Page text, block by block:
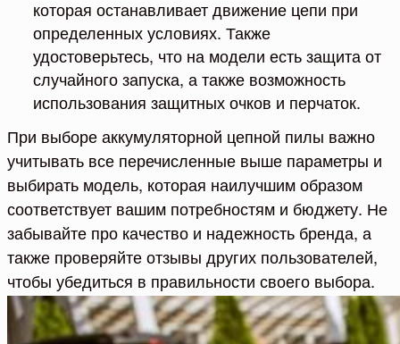
которая останавливает движение цепи при
определенных условиях. Также
удостоверьтесь, что на модели есть защита от
случайного запуска, а также возможность
использования защитных очков и перчаток.
При выборе аккумуляторной цепной пилы важно
учитывать все перечисленные выше параметры и
выбирать модель, которая наилучшим образом
соответствует вашим потребностям и бюджету. Не
забывайте про качество и надежность бренда, а
также проверяйте отзывы других пользователей,
чтобы убедиться в правильности своего выбора.